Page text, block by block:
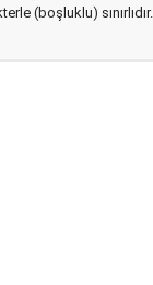
(boşluklu) sınırlıdır.